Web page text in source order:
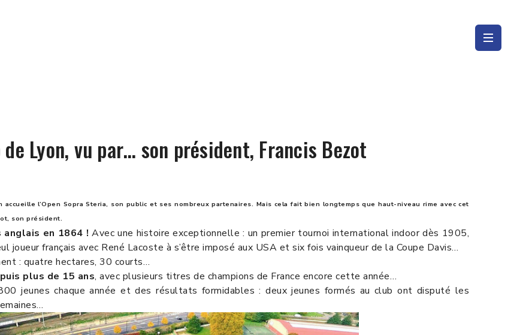
de Lyon, vu par… son président, Francis Bezot
l’Open Sopra Steria, son public et ses nombreux partenaires. Mais cela fait bien longtemps que haut-niveau rime avec cet
son président.
anglais en 1864 ! Avec une histoire exceptionnelle : un premier tournoi international indoor dès 1905,
joueur français avec René Lacoste à s’être imposé aux USA et six fois vainqueur de la Coupe Davis…
: quatre hectares, 30 courts…
plus de 15 ans, avec plusieurs titres de champions de France encore cette année…
jeunes chaque année et des résultats formidables : deux jeunes formés au club ont disputé les